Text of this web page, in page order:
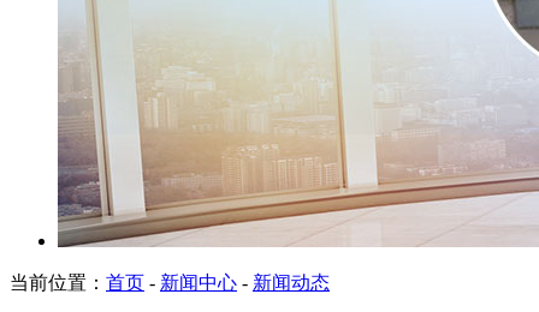
当前位置： 首页 - 新闻中心 - 新闻动态